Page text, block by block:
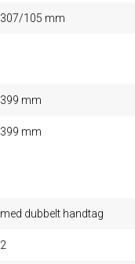
307/105 mm
399 mm
399 mm
med dubbelt handtag
2